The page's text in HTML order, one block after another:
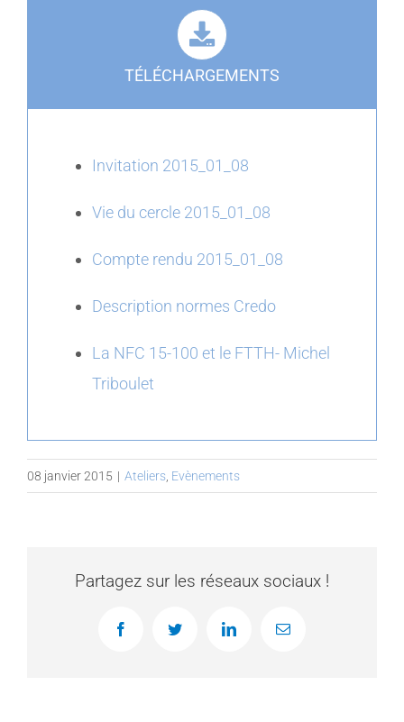
TÉLÉCHARGEMENTS
Invitation 2015_01_08
Vie du cercle 2015_01_08
Compte rendu 2015_01_08
Description normes Credo
La NFC 15-100 et le FTTH- Michel
Triboulet
08 janvier 2015 | Ateliers Evènements
Partagez sur les réseaux sociaux !
FacebookTwitter LinkedInEmail